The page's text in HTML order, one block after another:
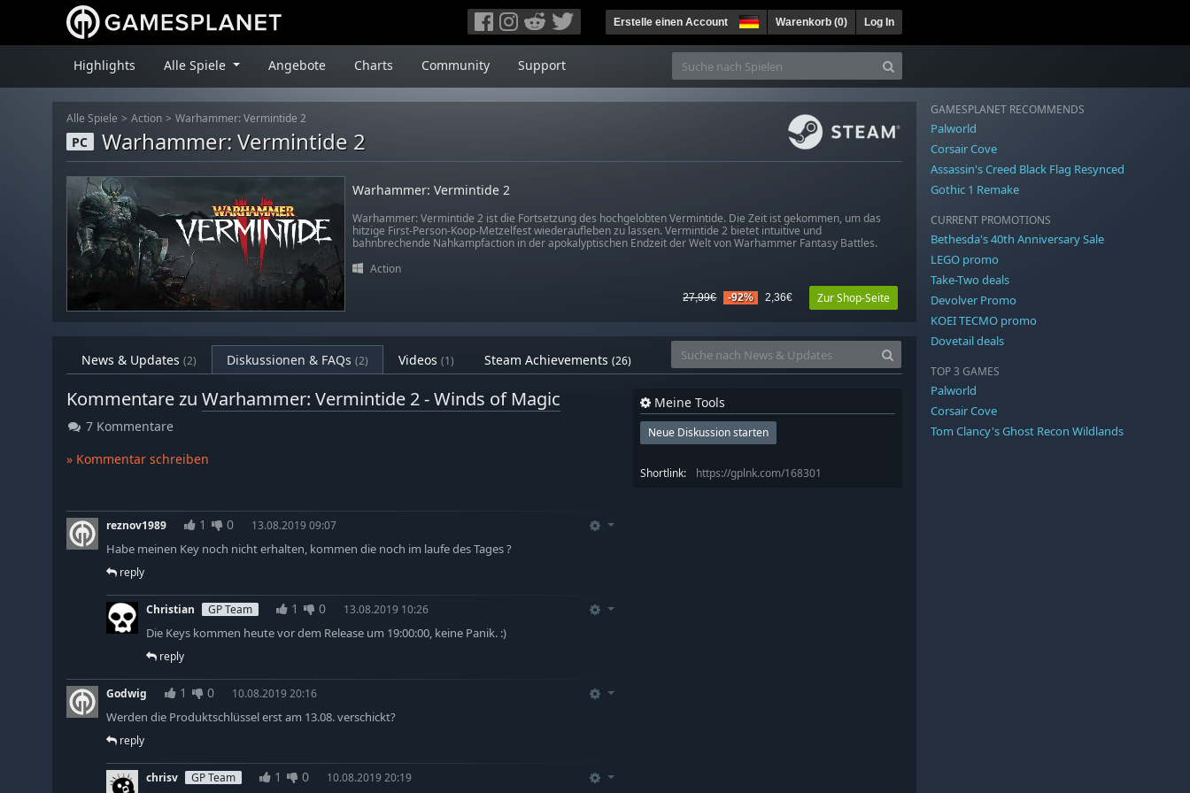
Erstelle einen Account Warenkorb (0) Log In
Highlights Alle Spiele Angebote Charts Community Support
Alle Spiele Action Warhammer: Vermintide 2
PC Warhammer: Vermintide 2
Warhammer: Vermintide 2
Warhammer: Vermintide 2 ist die Fortsetzung des hochgelobten Vermintide. Die Zeit ist gekommen, um das
hitzige First-Person-Koop-Metzelfest wiederaufleben zu lassen. Vermintide 2 bietet intuitive und
bahnbrechende Nahkampfaction in der apokalyptischen Endzeit der Welt von Warhammer Fantasy Battles.
Action
27,99€ -92% 2,36€ Zur Shop-Seite
News & Updates (2) Diskussionen & FAQs (2) Videos (1) Steam Achievements (26)
Kommentare zu Warhammer: Vermintide 2 - Winds of Magic
7 Kommentare
» Kommentar schreiben
reznov1989 1 0 13.08.2019 09:07
Habe meinen Key noch nicht erhalten, kommen die noch im laufe des Tages ?
reply
Christian GP Team 1 0 13.08.2019 10:26
Die Keys kommen heute vor dem Release um 19:00:00, keine Panik. :)
reply
Godwig 1 0 10.08.2019 20:16
Werden die Produktschlüssel erst am 13.08. verschickt?
reply
chrisv GP Team 1 0 10.08.2019 20:19
Meine Tools
Neue Diskussion starten
Shortlink: https://gplnk.com/168301
GAMESPLANET RECOMMENDS
Palworld
Corsair Cove
Assassin's Creed Black Flag Resynced
Gothic 1 Remake
CURRENT PROMOTIONS
Bethesda's 40th Anniversary Sale
LEGO promo
Take-Two deals
Devolver Promo
KOEI TECMO promo
Dovetail deals
TOP 3 GAMES
Palworld
Corsair Cove
Tom Clancy's Ghost Recon Wildlands